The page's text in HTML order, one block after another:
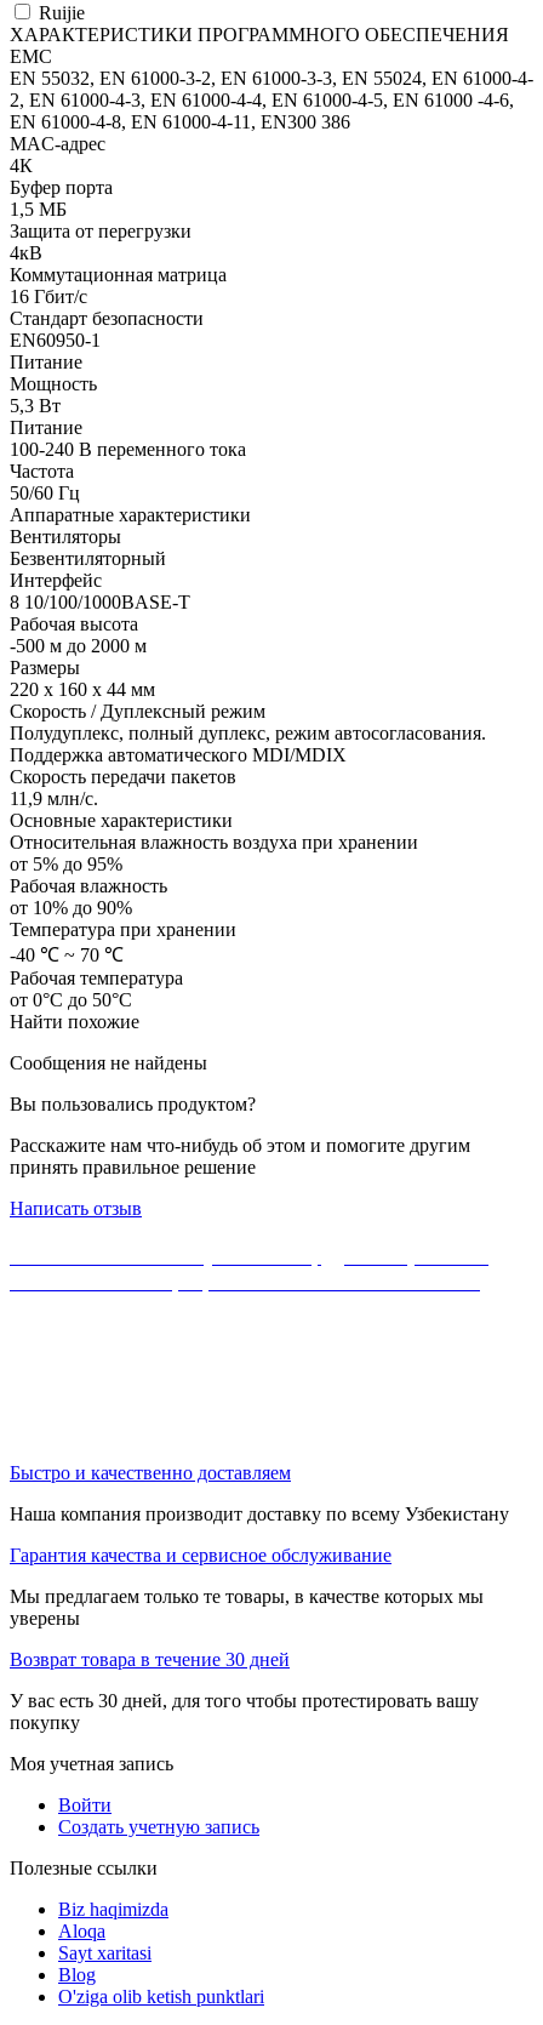
Ruijie
ХАРАКТЕРИСТИКИ ПРОГРАММНОГО ОБЕСПЕЧЕНИЯ
EMC
EN 55032, EN 61000-3-2, EN 61000-3-3, EN 55024, EN 61000-4-
2, EN 61000-4-3, EN 61000-4-4, EN 61000-4-5, EN 61000 -4-6,
EN 61000-4-8, EN 61000-4-11, EN300 386
MAC-адрес
4К
Буфер порта
1,5 МБ
Защита от перегрузки
4кВ
Коммутационная матрица
16 Гбит/с
Стандарт безопасности
EN60950-1
Питание
Мощность
5,3 Вт
Питание
100-240 В переменного тока
Частота
50/60 Гц
Аппаратные характеристики
Вентиляторы
Безвентиляторный
Интерфейс
8 10/100/1000BASE-T
Рабочая высота
-500 м до 2000 м
Размеры
220 х 160 х 44 мм
Скорость / Дуплексный режим
Полудуплекс, полный дуплекс, режим автосогласования.
Поддержка автоматического MDI/MDIX
Скорость передачи пакетов
11,9 млн/с.
Основные характеристики
Относительная влажность воздуха при хранении
от 5% до 95%
Рабочая влажность
от 10% до 90%
Температура при хранении
-40 ℃ ~ 70 ℃
Рабочая температура
от 0°C до 50°C
Найти похожие
Сообщения не найдены
Вы пользовались продуктом?
Расскажите нам что-нибудь об этом и помогите другим
принять правильное решение
Написать отзыв
Быстро и качественно доставляем
Наша компания производит доставку по всему Узбекистану
Гарантия качества и сервисное обслуживание
Мы предлагаем только те товары, в качестве которых мы
уверены
Возврат товара в течение 30 дней
У вас есть 30 дней, для того чтобы протестировать вашу
покупку
Моя учетная запись
Войти
Создать учетную запись
Полезные ссылки
Biz haqimizda
Aloqa
Sayt xaritasi
Blog
O'ziga olib ketish punktlari